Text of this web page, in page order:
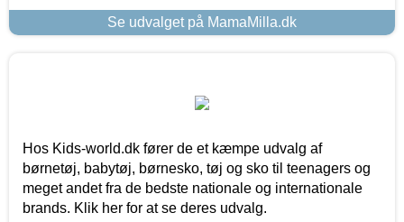
Se udvalget på MamaMilla.dk
Hos Kids-world.dk fører de et kæmpe udvalg af
børnetøj, babytøj, børnesko, tøj og sko til teenagers og
meget andet fra de bedste nationale og internationale
brands. Klik her for at se deres udvalg.